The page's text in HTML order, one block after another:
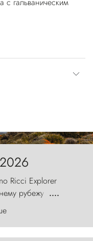
Ricci Explorer
рубежу
ветер с
а пики
стражи,
....